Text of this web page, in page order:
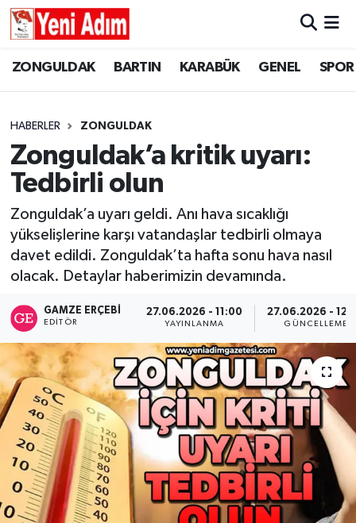
ZONGULDAK BARTIN KARABÜK GENEL SPOR
HABERLER ZONGULDAK
Zonguldak’a kritik uyarı:
Tedbirli olun
Zonguldak’a uyarı geldi. Anı hava sıcaklığı
yükselişlerine karşı vatandaşlar tedbirli olmaya
davet edildi. Zonguldak’ta hafta sonu hava nasıl
olacak. Detaylar haberimizin devamında.
GAMZE ERÇEBI
EDITÖR
27.06.2026 - 11:00
YAYINLANMA
27.06.2026 -
GÜNCELLEME
ZONGULDAK
GÜNCEL
SİYASET
RESMİ İLAN
ZONGULDAK
GENEL
SPOR
SİYASET
SAĞLIK
GÜNCEL
RESMİ İLAN
Künye
Zonguldak Hava Durumu
Süper Lig Puan Durumu ve Fikstür
Tüm Manşetler
Son Dakika Haberleri
Haber Arşivi